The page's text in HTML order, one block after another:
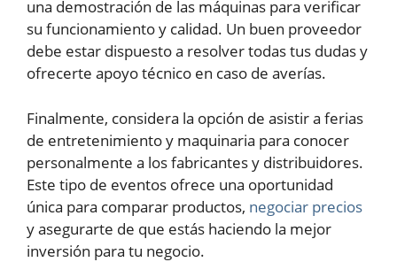
una demostración de las máquinas para verificar
su funcionamiento y calidad. Un buen proveedor
debe estar dispuesto a resolver todas tus dudas y
ofrecerte apoyo técnico en caso de averías.
Finalmente, considera la opción de asistir a ferias
de entretenimiento y maquinaria para conocer
personalmente a los fabricantes y distribuidores.
Este tipo de eventos ofrece una oportunidad
única para comparar productos, negociar precios
y asegurarte de que estás haciendo la mejor
inversión para tu negocio.